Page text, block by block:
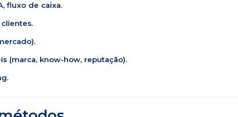
fluxo de caixa.
(marca, know-how, reputação).